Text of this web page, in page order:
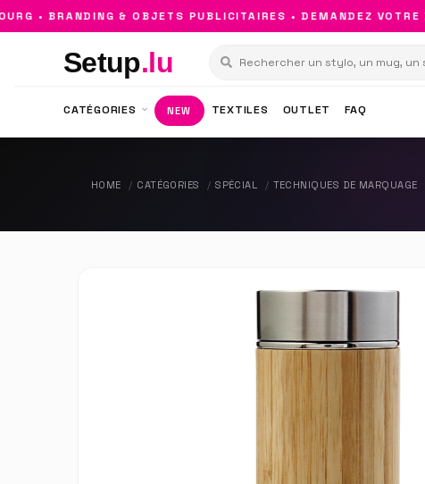
• BRANDING & OBJETS PUBLICITAIRES • DEMANDEZ VOTRE
Setup.lu
CATÉGORIES NEW TEXTILES OUTLET FAQ
HOME CATÉGORIES SPÉCIAL TECHNIQUES DE MARQUAGE